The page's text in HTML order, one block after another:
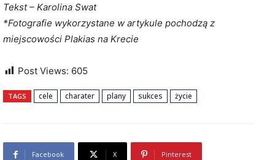
Tekst – Karolina Swat
*Fotografie wykorzystane w artykule pochodzą z
miejscowości Plakias na Krecie
Post Views: 605
TAGS cele charater plany sukces życie
Facebook X Pinterest